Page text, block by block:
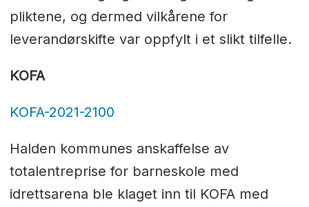
pliktene, og dermed vilkårene for
leverandørskifte var oppfylt i et slikt tilfelle.
KOFA
KOFA-2021-2100
Halden kommunes anskaffelse av
totalentreprise for barneskole med
idrettsarena ble klaget inn til KOFA med